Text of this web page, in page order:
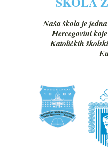
Naša škola je
Hercegovini
Katoličkih